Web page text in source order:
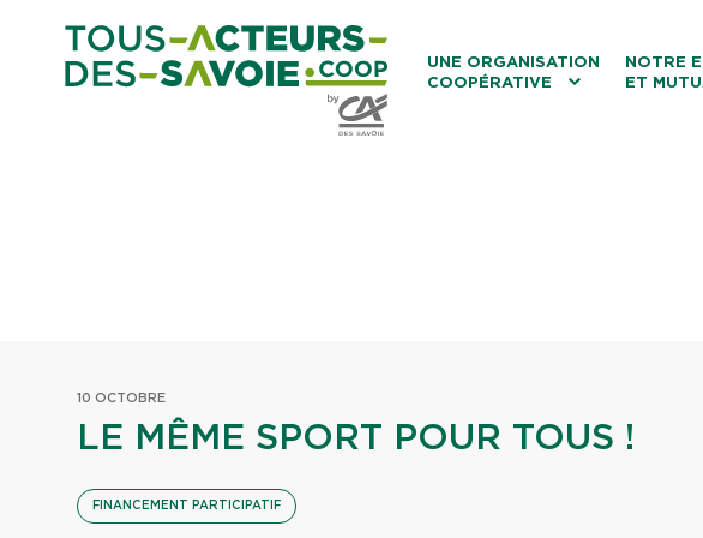
UNE ORGANISATION
COOPÉRATIVE
NOTRE
ET
10 OCTOBRE
LE MÊME SPORT POUR TOUS !
FINANCEMENT PARTICIPATIF